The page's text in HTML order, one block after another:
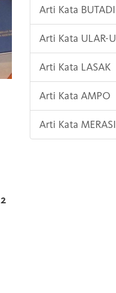
2
Arti Kata
Arti Kata ULAR-
Arti Kata LASAK
Arti Kata AMPO
Arti Kata MERASI